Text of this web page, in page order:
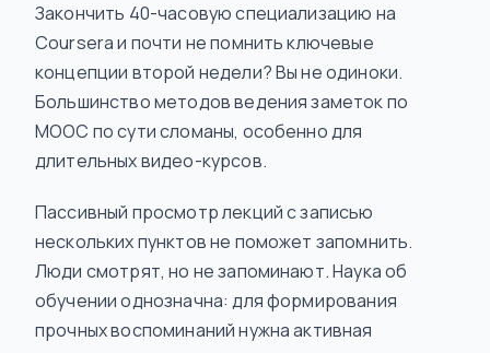
Закончить 40-часовую специализацию на
Coursera и почти не помнить ключевые
концепции второй недели? Вы не одиноки.
Большинство методов ведения заметок по
MOOC по сути сломаны, особенно для
длительных видео-курсов.
Пассивный просмотр лекций с записью
нескольких пунктов не поможет запомнить.
Люди смотрят, но не запоминают. Наука об
обучении однозначна: для формирования
прочных воспоминаний нужна активная